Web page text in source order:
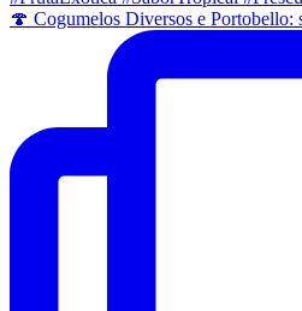
🍄 Cogumelos Diversos e Portobello: